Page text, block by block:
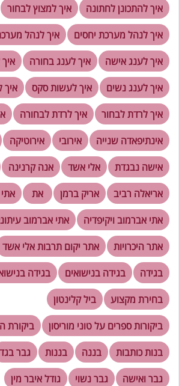
איך להתכונן לחתונה איך למצוץ לבחור
איך לנהל מערכת יחסים
איך לנהל
איך לענג אישה
איך לענג בחורה
איך לענג נשים
איך לעשות סקס
איך
איך לרדת לבחור
איך לרדת לבחורה
אינתיפאדה שנייה
אירובי אירוטיקה
אישה נבגדת
אלי אשד אנה קרנינה
אריאלה רביב
אריק ברמן את
אתי אברמוב ויקיפדיה
אתי אברמוב
אתר היכרויות
אתר יקום תרבות אלי אשד
בגידה
בגידה בנישואים בגידה
בחירת מקצוע
ביל קלינטון
ביקורות ספרים על טוני מוריסון
ביקורת
בנות כותבות
בננה בננות גבר בגד
גבר ואישה
גבר נשוי
גודל איבר מין